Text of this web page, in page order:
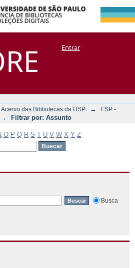
por:
+ CoriscoEntrar
Acervo das Bibliotecas da USP →
FSP -
→ Filtrar por: Assunto
O P Q R S T U V W X Y Z
Busca